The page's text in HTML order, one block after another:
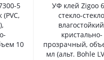
5
(PVC,
10
УФ клей Zigoo
стекло-
кристально-
прозрачный,
мл (альт. Bohle